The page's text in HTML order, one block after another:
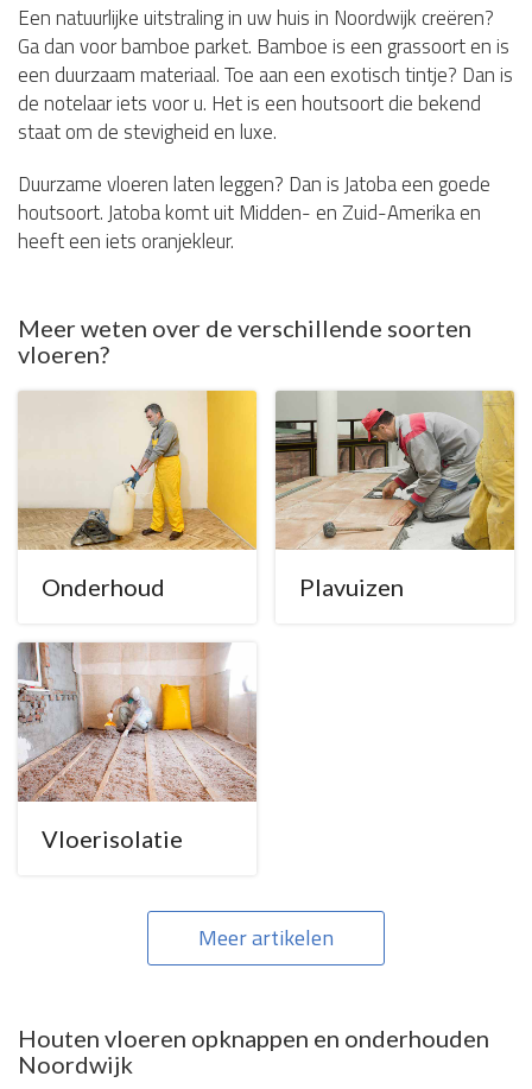
Een natuurlijke uitstraling in uw huis in Noordwijk creëren?
Ga dan voor bamboe parket. Bamboe is een grassoort en is
een duurzaam materiaal. Toe aan een exotisch tintje? Dan is
de notelaar iets voor u. Het is een houtsoort die bekend
staat om de stevigheid en luxe.
Duurzame vloeren laten leggen? Dan is Jatoba een goede
houtsoort. Jatoba komt uit Midden- en Zuid-Amerika en
heeft een iets oranjekleur.
Meer weten over de verschillende soorten
vloeren?
Onderhoud Plavuizen
Vloerisolatie
Meer artikelen
Houten vloeren opknappen en onderhouden
Noordwijk